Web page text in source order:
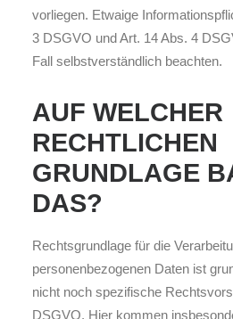
vorliegen. Etwaige
3 DSGVO und Art. 14 Abs. 4
Fall selbstverständlich beachten.
AUF WELCHER
RECHTLICHEN
GRUNDLAGE
DAS?
Rechtsgrundlage für die
personenbezogenen Daten ist
nicht noch spezifische
DSGVO. Hier kommen